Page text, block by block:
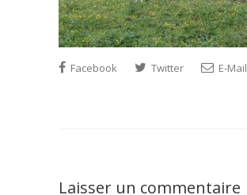
Facebook Twitter E-Mail
Laisser un commentaire